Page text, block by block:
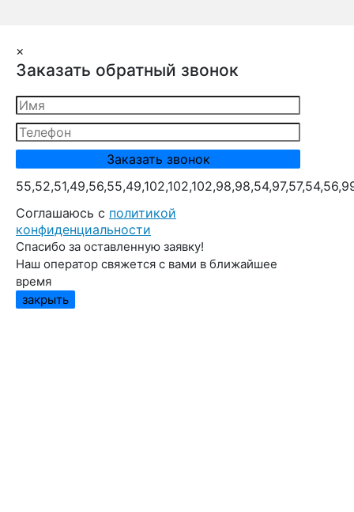
×
Заказать обратный звонок
Cоглашаюсь с политикой
конфиденциальности
Спасибо за оставленную заявку!
Наш оператор свяжется с вами в ближайшее
время
закрыть